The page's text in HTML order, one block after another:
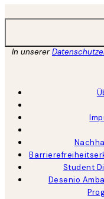
In unserer
Student
Desenio